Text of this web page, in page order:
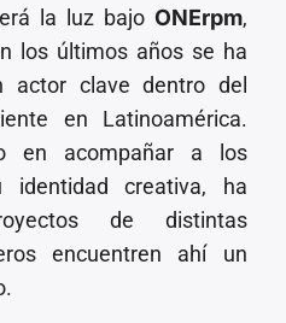
la luz bajo ONErpm,
los últimos años se ha
actor clave dentro del
en Latinoamérica.
en acompañar a los
creativa, ha
de distintas
encuentren ahí un